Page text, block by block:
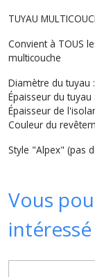
TUYAU
Convient à TOUS
multicouche
Diamètre du tuyau
Épaisseur du tuyau
Épaisseur de
Couleur du
Style "Alpex" (pas
Vous